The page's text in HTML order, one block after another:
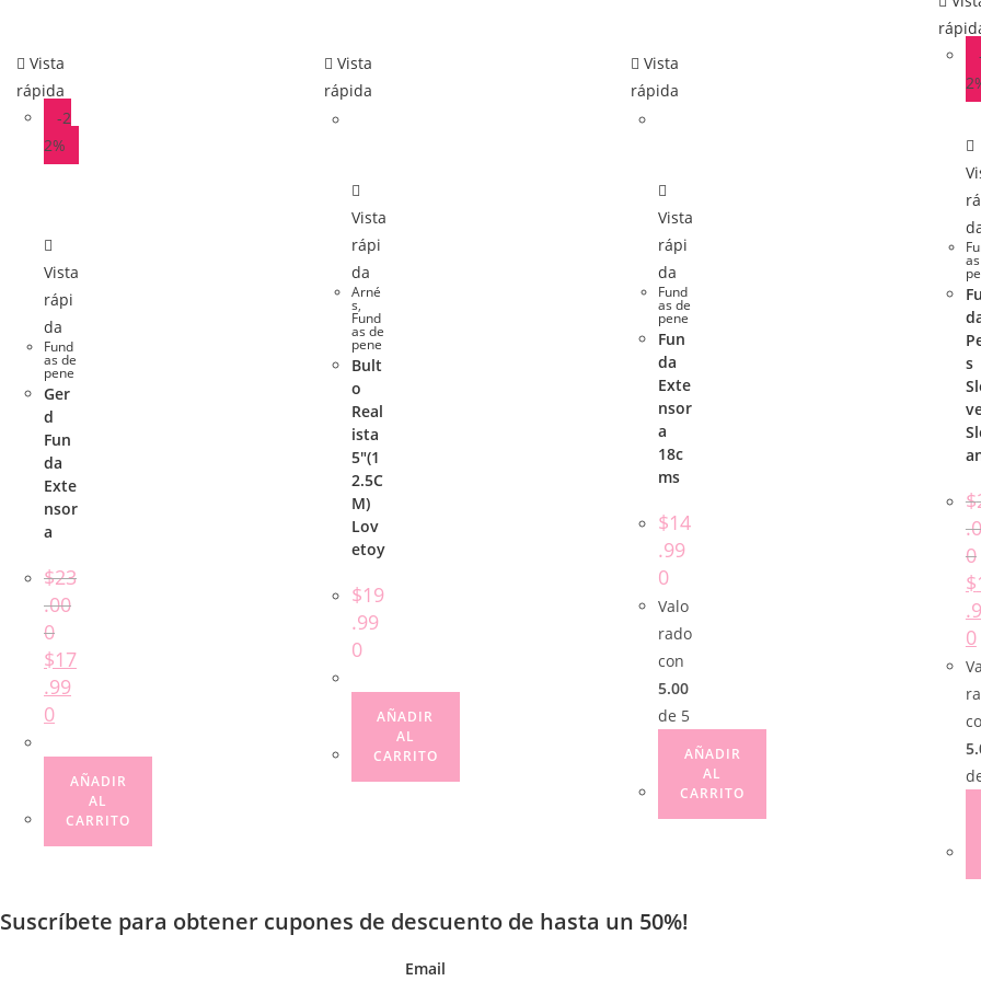
Vista
rápida
-2
2%
Vista
rápi
da
Fund
as de
pene
Ger
d
Fun
da
Exte
nsor
a
$23
.00
0
$17
.99
0
AÑADIR
AL
CARRITO
Vista
rápida
Vista
rápi
da
Arné
s,
Fund
as de
pene
Bult
o
Real
ista
5″(1
2.5C
M)
Lov
etoy
$19
.99
0
AÑADIR
AL
CARRITO
Vista
rápida
Vista
rápi
da
Fund
as de
pene
Fun
da
Exte
nsor
a
18c
ms
$14
.99
0
Valo
rado
con
5.00
de 5
AÑADIR
AL
CARRITO
s
$
0
$
0
Suscríbete para obtener cupones de descuento de hasta un 50%!
Email